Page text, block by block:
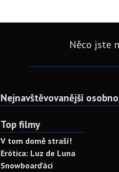
Něco jste
Nejnavštěvovanější
Top filmy
V tom domě straší!
Erótica: Luz de Luna
Snowboarďáci